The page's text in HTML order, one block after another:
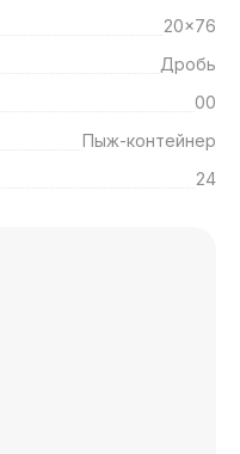
20x76
Дробь
00
Пыж-контейнер
24